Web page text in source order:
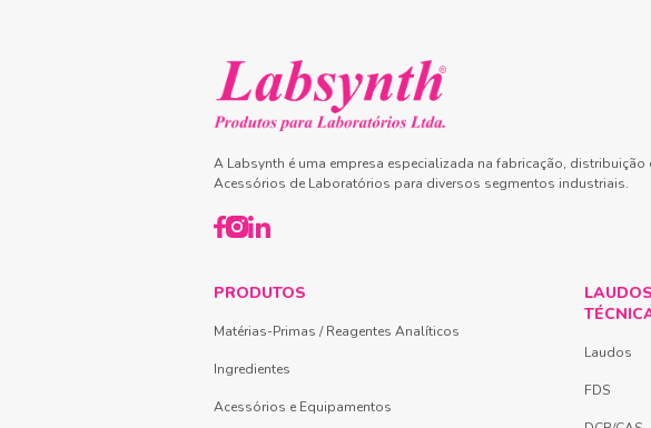
A Labsynth é uma empresa especializada na fabricação,
Acessórios de Laboratórios para diversos segmentos industriais.
PRODUTOS
Matérias-Primas / Reagentes Analíticos
Ingredientes
Acessórios e Equipamentos
Laudos
FDS